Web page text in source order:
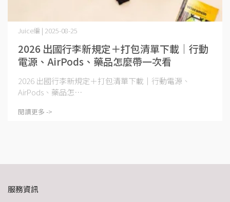
2026 出國行李新規定＋打包清單下載｜行動
電源、AirPods、藥品怎麼帶一次看
Juice編 | 2025-08-25
2026 出國行李新規定＋打包清單下載｜行動電源、
AirPods、藥品怎⋯
閱讀更多 ->
服務資訊